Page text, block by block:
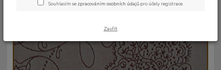
bordo
Souhlasím se zpracováním osobních údajů pro účely registrace.
Zavřít